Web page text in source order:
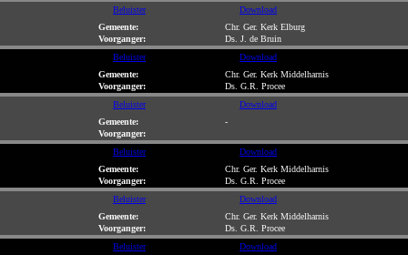
Beluister
Download
Gemeente:
Chr. Ger. Kerk Elburg
Voorganger:
Ds. J. de Bruin
Beluister
Download
Gemeente:
Chr. Ger. Kerk Middelharnis
Voorganger:
Ds. G.R. Procee
Beluister
Download
Gemeente:
-
Voorganger:
Beluister
Download
Gemeente:
Chr. Ger. Kerk Middelharnis
Voorganger:
Ds. G.R. Procee
Beluister
Download
Gemeente:
Chr. Ger. Kerk Middelharnis
Voorganger:
Ds. G.R. Procee
Beluister
Download